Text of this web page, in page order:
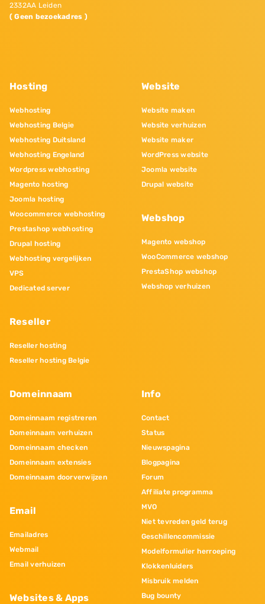
2332AA Leiden
( Geen bezoekadres )
Hosting
Webhosting
Webhosting Belgie
Webhosting Duitsland
Webhosting Engeland
Wordpress webhosting
Magento hosting
Joomla hosting
Woocommerce webhosting
Prestashop webhosting
Drupal hosting
Webhosting vergelijken
VPS
Dedicated server
Reseller
Reseller hosting
Reseller hosting Belgie
Website
Website maken
Website verhuizen
Website maker
WordPress website
Joomla website
Drupal website
Webshop
Magento webshop
WooCommerce webshop
PrestaShop webshop
Webshop verhuizen
Domeinnaam
Domeinnaam registreren
Domeinnaam verhuizen
Domeinnaam checken
Domeinnaam extensies
Domeinnaam doorverwijzen
Email
Emailadres
Webmail
Email verhuizen
Websites & Apps
Info
Contact
Status
Nieuwspagina
Blogpagina
Forum
Affiliate programma
MVO
Niet tevreden geld terug
Geschillencommissie
Modelformulier herroeping
Klokkenluiders
Misbruik melden
Bug bounty